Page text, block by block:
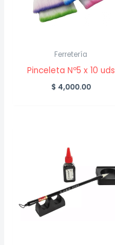
Ferretería
Pinceleta Nº5 x 10 uds
$ 4,000.00